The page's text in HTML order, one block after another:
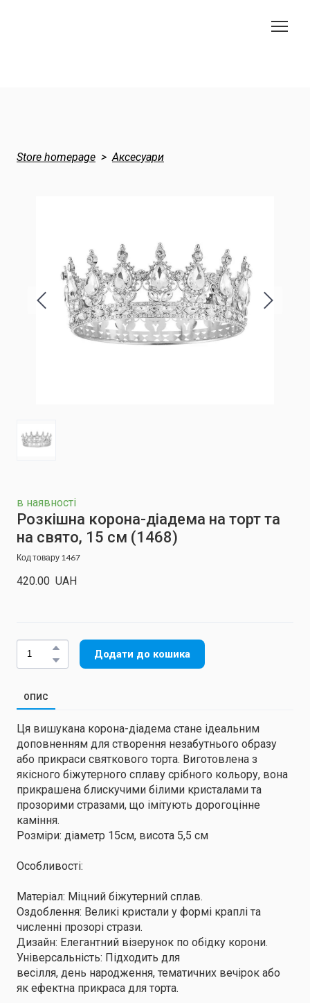
Store homepage Аксесуари
в наявності
Розкішна корона-діадема на торт та
на свято, 15 см (1468)
Код товару 1467
420.00  UAH
Додати до кошика
ОПИС
Ця вишукана корона-діадема стане ідеальним
доповненням для створення незабутнього образу
або прикраси святкового торта. Виготовлена з
якісного біжутерного сплаву срібного кольору, вона
прикрашена блискучими білими кристалами та
прозорими стразами, що імітують дорогоцінне
каміння.
Розміри: діаметр 15см, висота 5,5 см
Особливості:
Матеріал: Міцний біжутерний сплав.
Оздоблення: Великі кристали у формі краплі та
численні прозорі стрази.
Дизайн: Елегантний візерунок по обідку корони.
Універсальність: Підходить для
весілля, день народження, тематичних вечірок або
як ефектна прикраса для торта.